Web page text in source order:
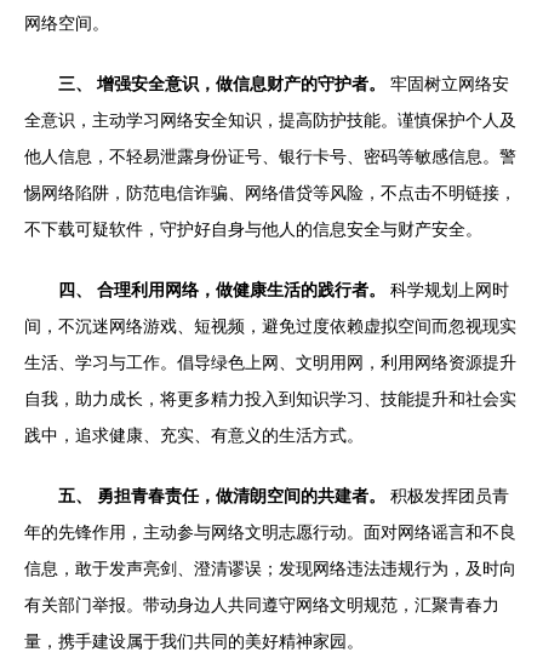
网络空间。
三、 增强安全意识，做信息财产的守护者。
牢固树立网络安
全意识，主动学习网络安全知识，提高防护技能。谨慎保护个人及
他人信息，不轻易泄露身份证号、银行卡号、密码等敏感信息。警
惕网络陷阱，防范电信诈骗、网络借贷等风险，不点击不明链接，
不下载可疑软件，守护好自身与他人的信息安全与财产安全。
四、 合理利用网络，做健康生活的践行者。
科学规划上网时
间，不沉迷网络游戏、短视频，避免过度依赖虚拟空间而忽视现实
生活、学习与工作。倡导绿色上网、文明用网，利用网络资源提升
自我，助力成长，将更多精力投入到知识学习、技能提升和社会实
践中，追求健康、充实、有意义的生活方式。
五、 勇担青春责任，做清朗空间的共建者。
积极发挥团员青
年的先锋作用，主动参与网络文明志愿行动。面对网络谣言和不良
信息，敢于发声亮剑、澄清谬误；发现网络违法违规行为，及时向
有关部门举报。带动身边人共同遵守网络文明规范，汇聚青春力
量，携手建设属于我们共同的美好精神家园。